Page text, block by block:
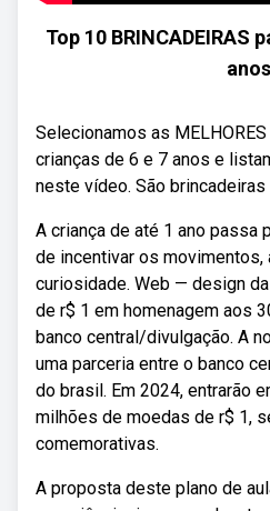
Top 10 BRINCADEIRAS
anos
Selecionamos as
crianças de 6 e 7 anos e
neste vídeo. São brincadeiras
A criança de até 1 ano passa
de incentivar os movimentos,
curiosidade. Web — design
de r$ 1 em homenagem aos
banco central/divulgação. A
uma parceria entre o banco
do brasil. Em 2024, entrarão
milhões de moedas de r$ 1,
comemorativas.
A proposta deste plano de